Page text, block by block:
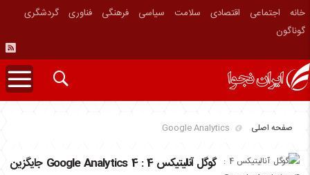
خانه اجتماعی اقتصادی سلامت سیاسی فرهنگی فناوری
گردشگری
گوناگون
صفحه اصلی Google Analytics
گوگل آنالیتیکس 4 : Google Analytics 4 جایگزین